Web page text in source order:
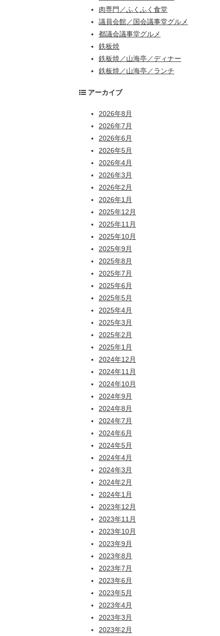
肉専門／ふくふく食堂
議員会館／国会議事堂グルメ
都議会議事堂グルメ
鉄板焼
鉄板焼／山海亭／ディナー
鉄板焼／山海亭／ランチ
アーカイブ
2026年8月
2026年7月
2026年6月
2026年5月
2026年4月
2026年3月
2026年2月
2026年1月
2025年12月
2025年11月
2025年10月
2025年9月
2025年8月
2025年7月
2025年6月
2025年5月
2025年4月
2025年3月
2025年2月
2025年1月
2024年12月
2024年11月
2024年10月
2024年9月
2024年8月
2024年7月
2024年6月
2024年5月
2024年4月
2024年3月
2024年2月
2024年1月
2023年12月
2023年11月
2023年10月
2023年9月
2023年8月
2023年7月
2023年6月
2023年5月
2023年4月
2023年3月
2023年2月